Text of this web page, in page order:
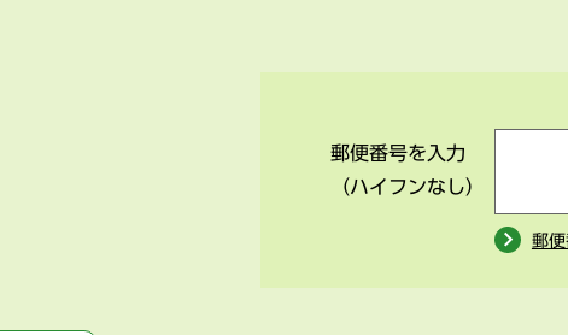
郵便番号を入力
（ハイフンなし）
郵